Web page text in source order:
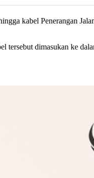
kabel Penerangan
tersebut dimasukan ke